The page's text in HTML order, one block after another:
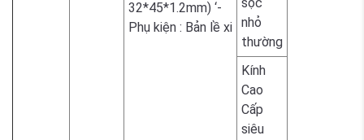
32*45*1.2mm) ‘-
Phụ kiện : Bản lề xi nhỏ
thường
Kính
Cao
Cấp
siêu